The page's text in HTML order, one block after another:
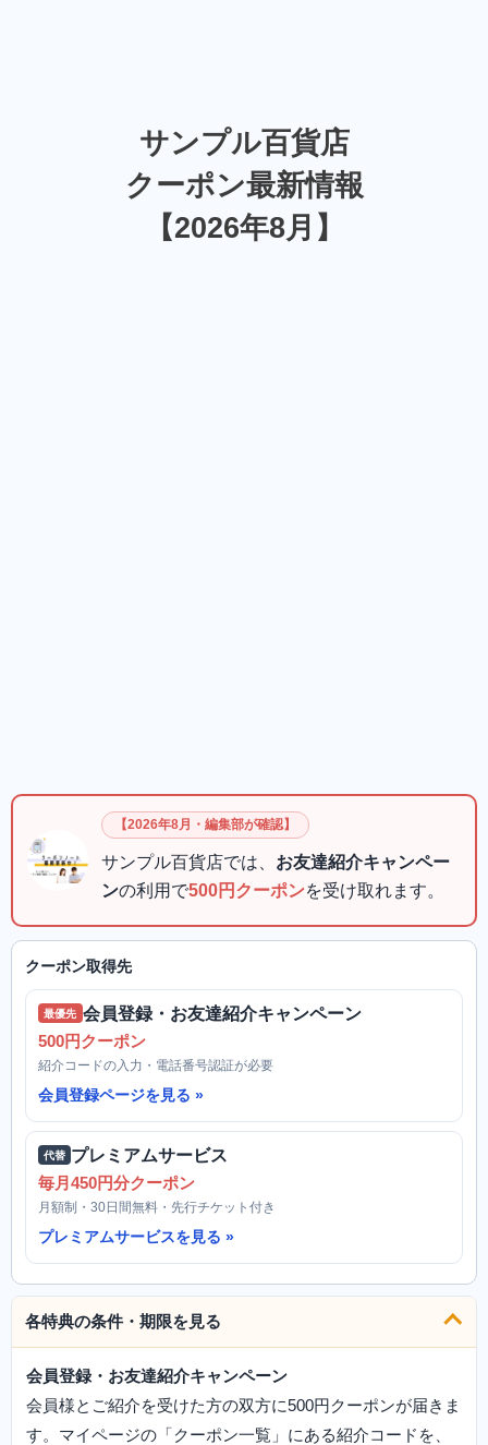
サンプル百貨店
クーポン最新情報
【2026年8月】
【2026年8月・編集部が確認】
サンプル百貨店では、 お友達紹介キャンペー
ンの利用で500円クーポンを受け取れます。
クーポン取得先
最優先 会員登録・お友達紹介キャンペーン
500円クーポン
紹介コードの入力・電話番号認証が必要
会員登録ページを見る
代替 プレミアムサービス
毎月450円分クーポン
月額制・30日間無料・先行チケット付き
プレミアムサービスを見る
各特典の条件・期限を見る
会員登録・お友達紹介キャンペーン
会員様とご紹介を受けた方の双方に500円クーポンが届きま
す。マイページの「クーポン一覧」にある紹介コードを、